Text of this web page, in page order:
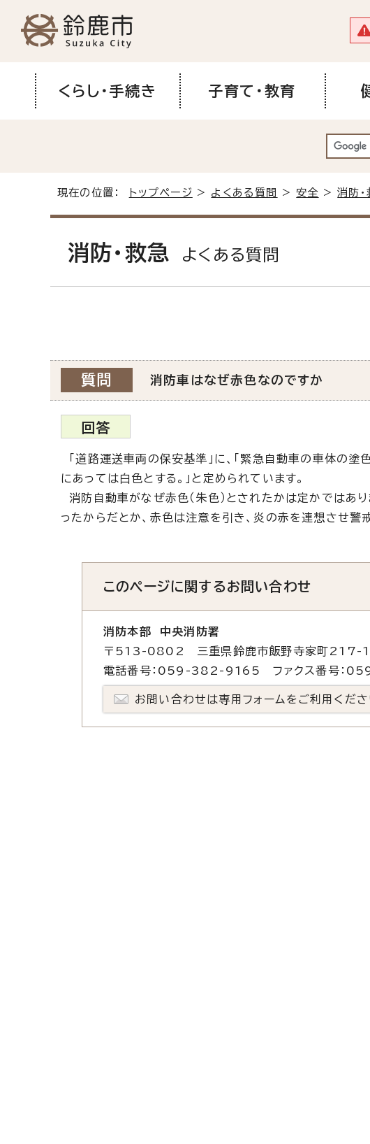
くらし・手続き 子育て・教育
現在の位置： トップページ > よくある質問 >安全 >消防・
消防・救急 よくある質問
質問 消防車はなぜ赤色なのですか
回答
「道路運送車両の保安基準」に、「緊急自動車の車体の
にあっては白色とする。」と定められています。
消防自動車がなぜ赤色（朱色）とされたかは定かではあ
ったからだとか、赤色は注意を引き、炎の赤を連想させ警
このページに関するお問い合わせ
消防本部 中央消防署
〒513-0802 三重県鈴鹿市飯野寺家町217-1
電話番号：059-382-9165 ファクス番号：
お問い合わせは専用フォームをご利用くださ